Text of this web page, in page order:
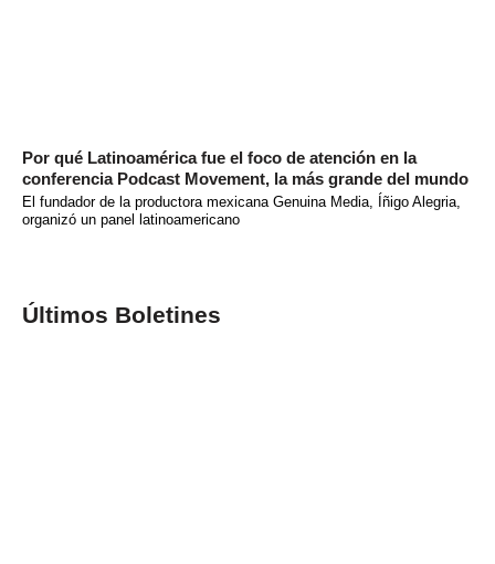
Por qué Latinoamérica fue el foco de atención en la
conferencia Podcast Movement, la más grande del mundo
El fundador de la productora mexicana Genuina Media, Íñigo Alegria,
organizó un panel latinoamericano
Últimos Boletines